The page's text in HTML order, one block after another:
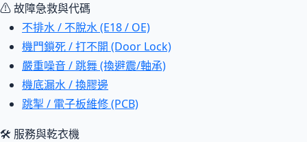
⚠ 故障急救與代碼
不排水 / 不脫水 (E18 / OE)
機門鎖死 / 打不開 (Door Lock)
嚴重噪音 / 跳舞 (換避震/軸承)
機底漏水 / 換膠邊
跳掣 / 電子板維修 (PCB)
🛠 服務與乾衣機